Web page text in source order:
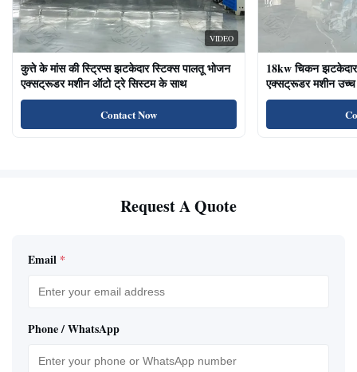
VIDEO
कुत्ते के मांस की स्ट्रिप्स झटकेदार स्टिक्स पालतू भोजन
एक्सट्रूडर मशीन ऑटो ट्रे सिस्टम के साथ
Contact Now
18kw चिकन झटकेदार
एक्सट्रूडर मशीन उच्च
का भोजन बिल्ली के
Request A Quote
Email *
Phone / WhatsApp